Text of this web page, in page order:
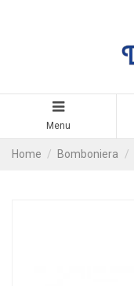
Menu
Home Bomboniera